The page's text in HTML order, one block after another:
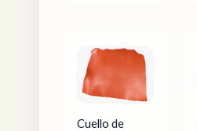
Cuello de
de
precios:
desde
hasta
94,86 €